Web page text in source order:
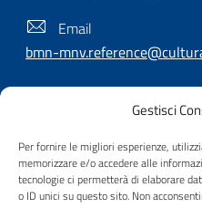
Gestisci
Per fornire le migliori esperienze,
memorizzare e/o accedere alle
tecnologie ci permetterà di elaborare
o ID unici su questo sito. Non
Email
bmn-